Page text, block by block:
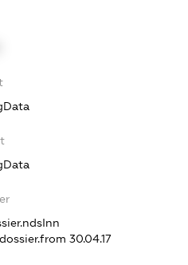
dossier.from 30.04.17